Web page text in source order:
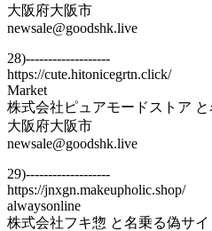
大阪府大阪市
newsale@goodshk.live
28)-------------------
https://cute.hitonicegrtn.click/
Market
株式会社ピュアモードストア と
大阪府大阪市
newsale@goodshk.live
29)-------------------
https://jnxgn.makeupholic.shop/
alwaysonline
株式会社フキ惣 と名乗る偽サイ